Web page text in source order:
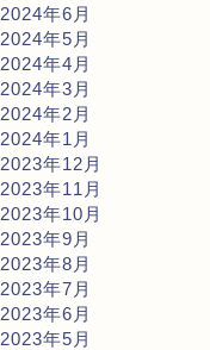
2024年6月
2024年5月
2024年4月
2024年3月
2024年2月
2024年1月
2023年12月
2023年11月
2023年10月
2023年9月
2023年8月
2023年7月
2023年6月
2023年5月